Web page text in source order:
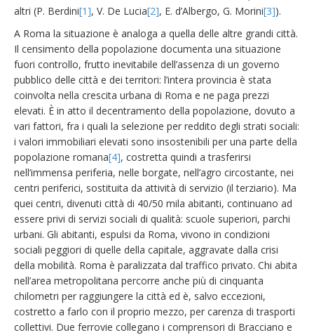
altri (P. Berdini[1], V. De Lucia[2], E. d’Albergo, G. Morini[3]).
A Roma la situazione è analoga a quella delle altre grandi città.
Il censimento della popolazione documenta una situazione
fuori controllo, frutto inevitabile dell’assenza di un governo
pubblico delle città e dei territori: l’intera provincia è stata
coinvolta nella crescita urbana di Roma e ne paga prezzi
elevati. È in atto il decentramento della popolazione, dovuto a
vari fattori, fra i quali la selezione per reddito degli strati sociali:
i valori immobiliari elevati sono insostenibili per una parte della
popolazione romana[4], costretta quindi a trasferirsi
nell’immensa periferia, nelle borgate, nell’agro circostante, nei
centri periferici, sostituita da attività di servizio (il terziario). Ma
quei centri, divenuti città di 40/50 mila abitanti, continuano ad
essere privi di servizi sociali di qualità: scuole superiori, parchi
urbani. Gli abitanti, espulsi da Roma, vivono in condizioni
sociali peggiori di quelle della capitale, aggravate dalla crisi
della mobilità. Roma è paralizzata dal traffico privato. Chi abita
nell’area metropolitana percorre anche più di cinquanta
chilometri per raggiungere la città ed è, salvo eccezioni,
costretto a farlo con il proprio mezzo, per carenza di trasporti
collettivi. Due ferrovie collegano i comprensori di Bracciano e